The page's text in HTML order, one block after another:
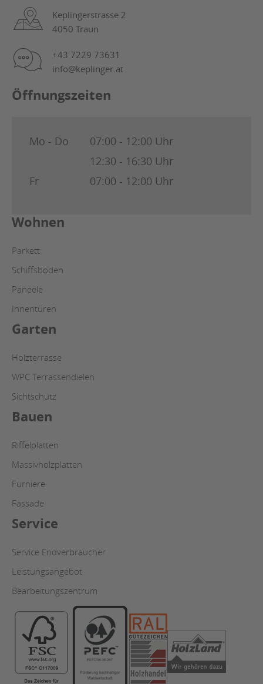
Keplingerstrasse 2
4050 Traun
+43 7229 73631
info@keplinger.at
Öffnungszeiten
Mo - Do
07:00 - 12:00 Uhr
12:30 - 16:30 Uhr
Fr
07:00 - 12:00 Uhr
Wohnen
Parkett
Schiffsboden
Paneele
Innentüren
Garten
Holzterrasse
WPC Terrassendielen
Sichtschutz
Bauen
Riffelplatten
Massivholzplatten
Furniere
Fassade
Service
Service Endverbraucher
Leistungsangebot
Bearbeitungszentrum